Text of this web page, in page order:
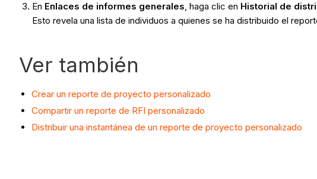
En Enlaces de informes generales, haga clic en Historial de
Esto revela una lista de individuos a quienes se ha distribuido el
Ver también
Crear un reporte de proyecto personalizado
Compartir un reporte de RFI personalizado
Distribuir una instantánea de un reporte de proyecto personalizado